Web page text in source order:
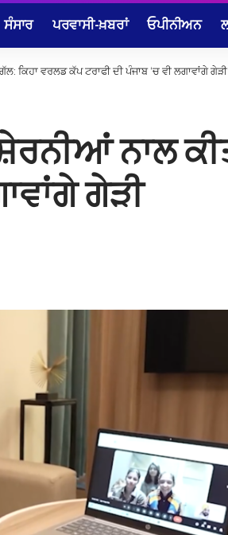
ਸੰਸਾਰ ਪਰਵਾਸੀ-ਖ਼ਬਰਾਂ ਓਪੀਨੀਅਨ
ਕਿਹਾ ਵਰਲਡ ਕੱਪ ਟਰਾਫੀ ਦੀ ਪੰਜਾਬ ‘ਚ ਵੀ ਲਗਾਵਾਂਗੇ ਗੇੜੀ
ਨਾਲ
ਗੇੜੀ